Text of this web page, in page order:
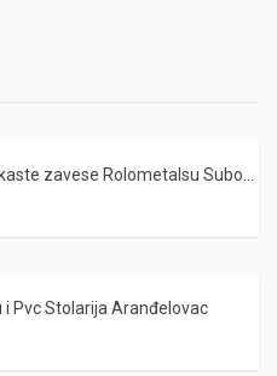
i Pvc Stolarija Aranđelovac